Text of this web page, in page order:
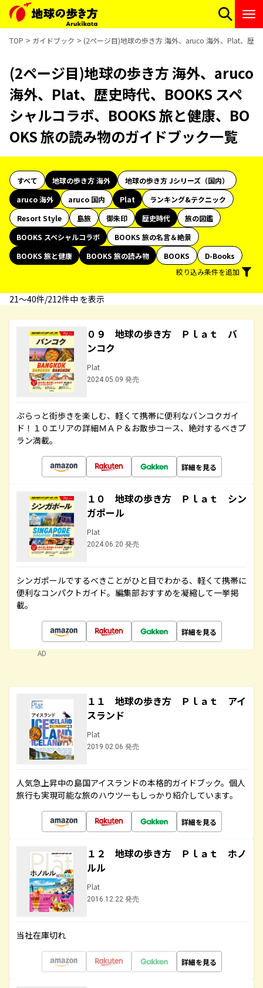
TOP ガイドブック (2ページ目)地球の歩き方 海外、aruco 海外、Plat、歴
(2ページ目)地球の歩き方 海外、aruco
海外、Plat、歴史時代、BOOKS スペ
シャルコラボ、BOOKS 旅と健康、BO
OKS 旅の読み物のガイドブック一覧
すべて 地球の歩き方 海外
地球の歩き方 Jシリーズ（国内）
aruco 海外
aruco 国内 Plat
ランキング&テクニック
Resort Style
島旅 御朱印 歴史時代
旅の図鑑
BOOKS スペシャルコラボ
BOOKS 旅の名言＆絶景
BOOKS 旅と健康
BOOKS 旅の読み物 BOOKS
D-Books
絞り込み条件を追加
21〜40件/212件中 を表示
０９ 地球の歩き方 Ｐｌａｔ バ
ンコク
Plat
2024.05.09 発売
ぷらっと街歩きを楽しむ、軽くて携帯に便利なバンコクガイ
ド！１０エリアの詳細ＭＡＰ＆お散歩コース、絶対するべきプ
ラン満載。
詳細を見る
１０ 地球の歩き方 Ｐｌａｔ シン
ガポール
Plat
2024.06.20 発売
シンガポールでするべきことがひと目でわかる、軽くて携帯に
便利なコンパクトガイド。編集部おすすめを凝縮して一挙掲
載。
詳細を見る
AD
１１ 地球の歩き方 Ｐｌａｔ アイ
スランド
Plat
2019.02.06 発売
人気急上昇中の島国アイスランドの本格的ガイドブック。個人
旅行も実現可能な旅のハウツーもしっかり紹介しています。
詳細を見る
１２ 地球の歩き方 Ｐｌａｔ ホノ
ルル
Plat
2016.12.22 発売
当社在庫切れ
詳細を見る